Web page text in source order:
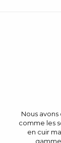
Nous
comme les
en cuir